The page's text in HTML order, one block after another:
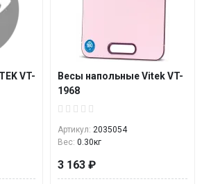
VT-
Весы напольные Vitek VT-
1968
Артикул: 2035054
Вес: 0.30кг
3 163 ₽